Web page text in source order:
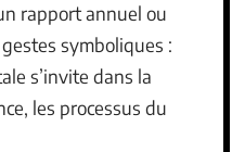
rapport annuel ou
symboliques :
s’invite dans la
les processus du